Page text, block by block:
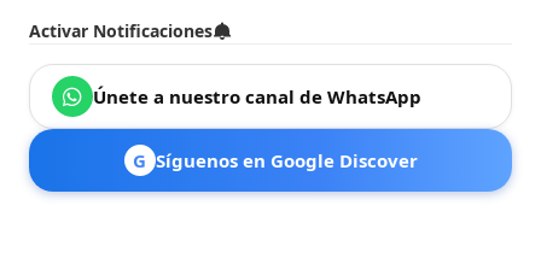
Activar Notificaciones
Únete a nuestro canal de WhatsApp
G Síguenos en Google Discover